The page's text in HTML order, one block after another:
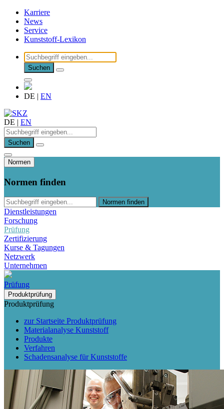
Karriere
News
Service
Kunststoff-Lexikon
Suchen
DE | EN
DE | EN
Suchen
Normen
Normen finden
Normen finden
Dienstleistungen
Forschung
Prüfung
Zertifizierung
Kurse & Tagungen
Netzwerk
Unternehmen
Prüfung
Produktprüfung
Produktprüfung
zur Startseite Produktprüfung
Materialanalyse Kunststoff
Produkte
Verfahren
Schadensanalyse für Kunststoffe